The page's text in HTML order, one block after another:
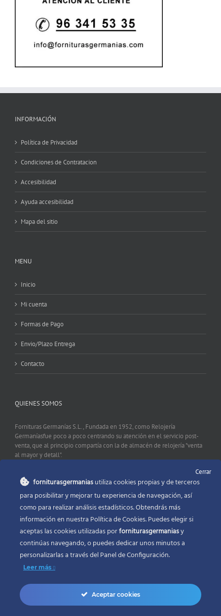
INFORMACIÓN
Política de Privacidad
Condiciones de Contratacion
Accesibilidad
Ayuda accesibilidad
Mapa del sitio
MENU
Inicio
Mi cuenta
Formas de Pago
Envio/Plazo Entrega
Contacto
QUIENES SOMOS
Fornituras Germanías S.L., Fundada en 1952, como Relojería
Germaníasfue poco a poco centrando su atención en el servicio post-
venta, que al principio compartía con la de almacén de relojería "venta
al mayor y detall".
CONTACTO
Fornituras Germanías, Calle Sevilla 2, 46006 Valencia España
Phone:96 341 53 35
Email:info@forniturasgermanias.com
Cerrar
forniturasgermaniasutiliza cookies propias y de terceros
para posibilitar y mejorar tu experiencia de navegación, así
como para realizar análisis estadísticos. Obtendrás más
información en nuestra Política de Cookies. Puedes elegir si
aceptas las cookies utilizadas porforniturasgermaniasy
continúas navegando, o puedes dedicar unos minutos a
personalizarlas a través delPanel de Configuración.
Leer más
Aceptar cookies